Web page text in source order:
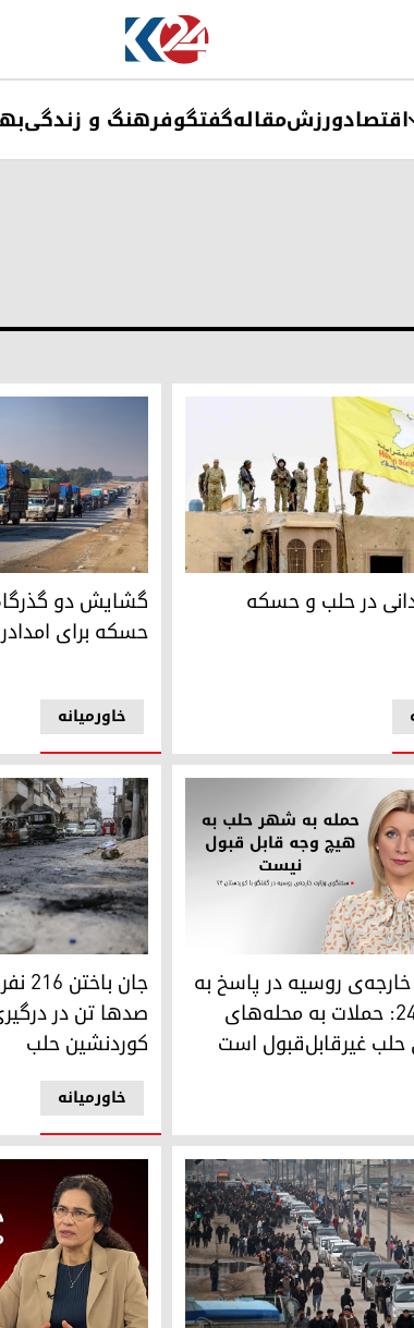
اقتصادورزشمقالهگفتگوفرهنگ و زندگی
در حلب و حسکه
در حلب و حسکه گشایش دو گذرگاه
خاورمیانه
گشایش دو
حسکه برای
سخنگوی وزارت خارجه‌ی روسیه
خارجه‌ی روسیه در پاسخ به
کوردستان۲۴: حملات به محله‌های
حلب غیرقابل‌قبول است
درگیری‌ها در
خاورمیانه
جان
صدها تن در
کوردنشین حلب